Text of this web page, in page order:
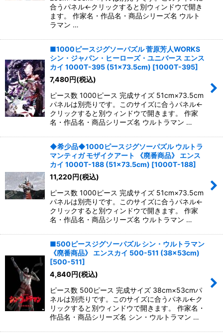
合うパネル←クリックすると別ウィンドウで開き
ます。 作家名・作品名・商品シリーズ名 ウルト
ラマン …
■1000ピースジグソーパズル 菅原芳人WORKS
シン・ジャパン・ヒーローズ・ユニバース エンス
カイ 1000T-395 (51×73.5cm) [1000T-395]
7,480円(税込)
ピース数 1000ピース 完成サイズ 51cm×73.5cm
パネルは別売りです。このサイズに合うパネル←
クリックすると別ウィンドウで開きます。 作家
名・作品名・商品シリーズ名 ウルトラマン …
◆希少品◆1000ピースジグソーパズル ウルトラ
マンティガ モザイクアート 《廃番商品》 エンス
カイ 1000T-188 (51×73.5cm) [1000T-188]
11,220円(税込)
ピース数 1000ピース 完成サイズ 51cm×73.5cm
パネルは別売りです。このサイズに合うパネル←
クリックすると別ウィンドウで開きます。 作家
名・作品名・商品シリーズ名 ウルトラマン …
■500ピースジグソーパズル シン・ウルトラマン
《廃番商品》 エンスカイ 500-511 (38×53cm)
[500-511]
4,840円(税込)
ピース数 500ピース 完成サイズ 38cm×53cmパ
ネルは別売りです。このサイズに合うパネル←ク
リックすると別ウィンドウで開きます。 作家名・
作品名・商品シリーズ名 シン・ウルトラマン …